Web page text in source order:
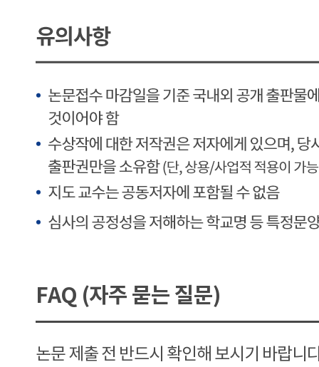
FAQ (자주 묻는 질문)
논문 제출 전 반드시 확인해 보시기 바랍니